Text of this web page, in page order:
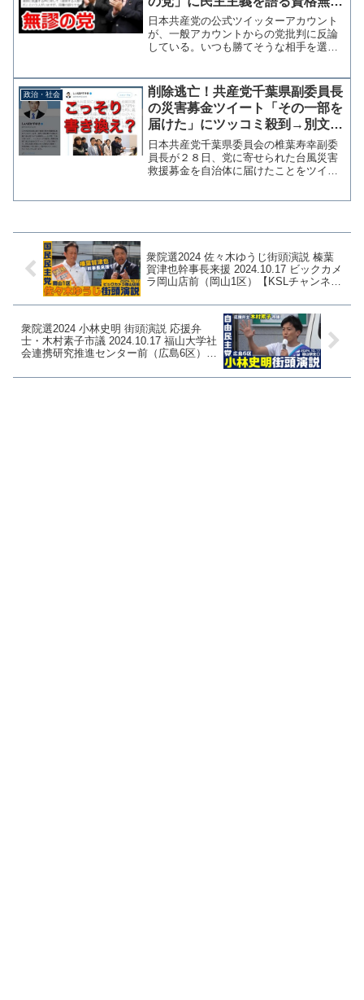
【マガジン86号】
日本共産党の公式ツイッターアカウント
が、一般アカウントからの党批判に反論
している。いつも勝てそうな相手を選ん
いるので紹介しておく。Q. 国民から見て
ると、丸川さんへの...
政治・社会
削除逃亡！共産党千葉県副委員長
の災害募金ツイート「その一部を
届けた」にツッコミ殺到→別文章
で再投稿も説明なし
日本共産党千葉県委員会の椎葉寿幸副委
員長が２８日、党に寄せられた台風災害
救援募金を自治体に届けたことをツイッ
衆院選2024 佐々木ゆうじ街頭演説 榛葉
賀津也幹事長来援 2024.10.17 ビックカメ
ラ岡山店前（岡山1区）【KSLチャンネ
衆院選2024 小林史明 街頭演説 応援弁
士・木村素子市議 2024.10.17 福山大学社
会連携研究推進センター前（広島6区）